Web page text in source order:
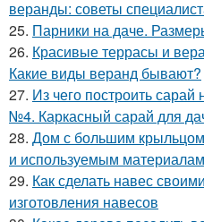
веранды: советы
25. Парники на даче.
26. Красивые террасы и
Какие виды веранд бывают?
27. Из чего построить
№4. Каркасный сарай для
28. Дом с большим
и используемым материалам
29. Как сделать навес
изготовления навесов